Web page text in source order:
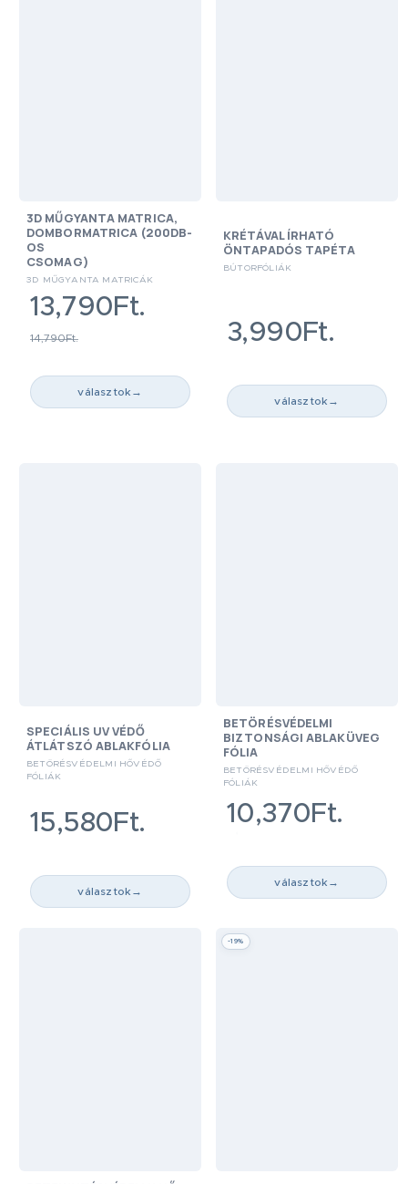
3D MŰGYANTA MATRICA,
DOMBORMATRICA (200DB-
OS
CSOMAG)
3D MŰGYANTA MATRICÁK
14,790Ft.
13,790Ft.
választok →
KRÉTÁVAL ÍRHATÓ
ÖNTAPADÓS TAPÉTA
BÚTORFÓLIÁK
3,990Ft.
választok →
SPECIÁLIS UV VÉDŐ
ÁTLÁTSZÓ ABLAKFÓLIA
BETÖRÉSVÉDELMI HŐVÉDŐ
FÓLIÁK
15,580Ft.
választok →
BETÖRÉSVÉDELMI
BIZTONSÁGI ABLAKÜVEG
FÓLIA
BETÖRÉSVÉDELMI HŐVÉDŐ
FÓLIÁK
10,370Ft.
választok →
-19%